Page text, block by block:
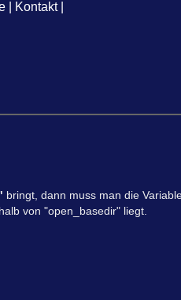
Kontakt|
bringt, dann muss man die
von "open_basedir" liegt.